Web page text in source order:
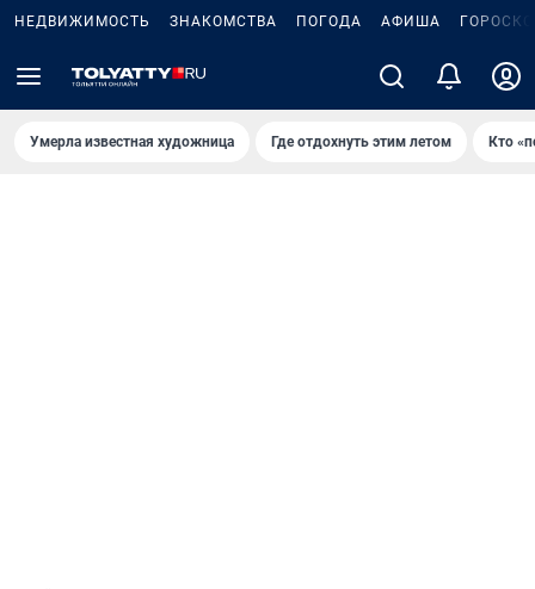
НЕДВИЖИМОСТЬ ЗНАКОМСТВА ПОГОДА АФИША
Умерла известная художница Где отдохнуть этим летом Кто